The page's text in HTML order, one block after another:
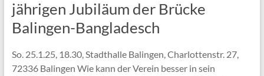
jährigen Jubiläum der Brücke
Balingen-Bangladesch
So. 25.1.25, 18.30, Stadthalle Balingen, Charlottenstr. 27,
72336 Balingen Wie kann der Verein besser in sein